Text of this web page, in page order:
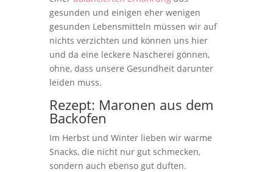
gesunden und einigen eher wenigen
gesunden Lebensmitteln müssen wir auf
nichts verzichten und können uns hier
und da eine leckere Nascherei gönnen,
ohne, dass unsere Gesundheit darunter
leiden muss.
Rezept: Maronen aus dem
Backofen
Im Herbst und Winter lieben wir warme
Snacks, die nicht nur gut schmecken,
sondern auch ebenso gut duften.